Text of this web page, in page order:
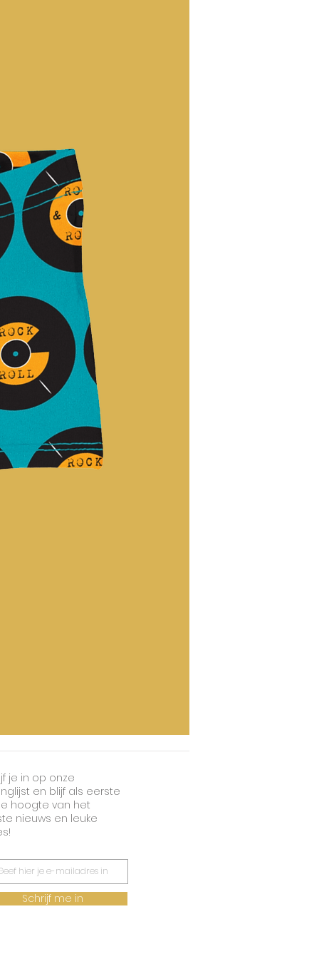
je in op onze
en blijf als eerste
hoogte van het
nieuws en leuke
Schrijf me in